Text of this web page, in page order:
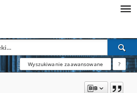
Wyszukiwanie zaawansowane ?